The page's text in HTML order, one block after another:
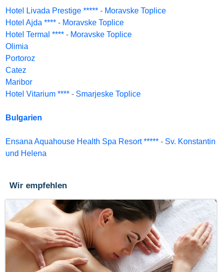
Hotel Livada Prestige ***** - Moravske Toplice
Hotel Ajda **** - Moravske Toplice
Hotel Termal **** - Moravske Toplice
Olimia
Portoroz
Catez
Maribor
Hotel Vitarium **** - Smarjeske Toplice
Bulgarien
Ensana Aquahouse Health Spa Resort ***** - Sv. Konstantin
und Helena
Wir empfehlen